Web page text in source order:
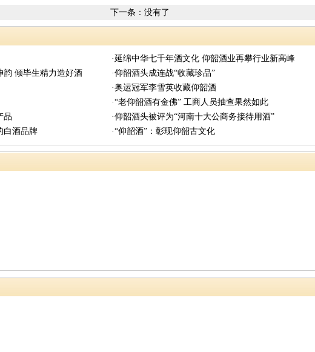
下一条：没有了
·延绵中华七千年酒文化 仰韶酒业再攀行业新高峰
韵 倾毕生精力造好酒
·仰韶酒头成连战“收藏珍品”
·奥运冠军李雪英收藏仰韶酒
·“老仰韶酒有金佛” 工商人员抽查果然如此
品
·仰韶酒头被评为“河南十大公商务接待用酒”
白酒品牌
·“仰韶酒”：彰现仰韶古文化